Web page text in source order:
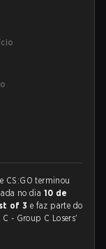
CS:GO terminou
no dia 10 de
of 3 e faz parte do
C - Group C Losers'